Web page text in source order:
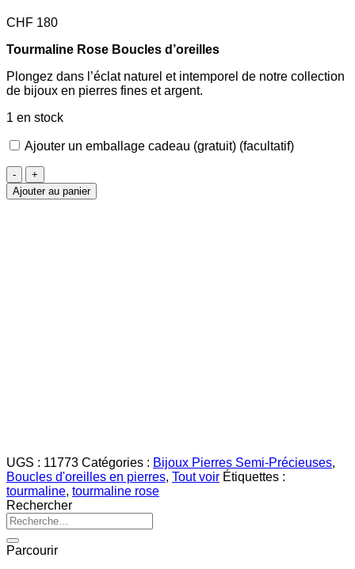
CHF 180
Tourmaline Rose Boucles d’oreilles
Plongez dans l’éclat naturel et intemporel de notre collection
de bijoux en pierres fines et argent.
1 en stock
Ajouter un emballage cadeau (gratuit) (facultatif)
quantité
de
Tourmaline
Ajouter au panier
UGS : 11773 Catégories : Bijoux Pierres Semi-Précieuses,
Boucles d'oreilles en pierres, Tout voir Étiquettes :
tourmaline, tourmaline rose
Rechercher
Recherche
pour :
Parcourir